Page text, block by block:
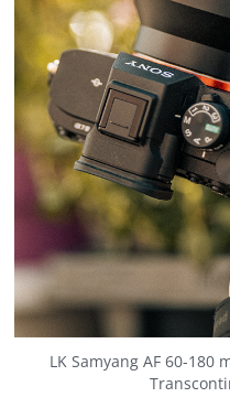
LK Samyang AF 60-180